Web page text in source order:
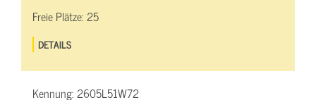
Freie Plätze:25
DETAILS
Kennung:2605L51W72